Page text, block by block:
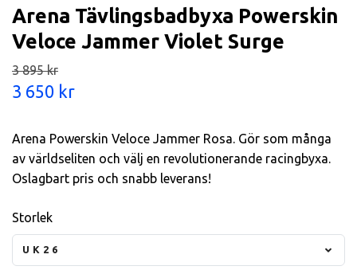
Arena Tävlingsbadbyxa Powerskin
Veloce Jammer Violet Surge
3 895 kr
3 650 kr
Arena Powerskin Veloce Jammer Rosa. Gör som många
av världseliten och välj en revolutionerande racingbyxa.
Oslagbart pris och snabb leverans!
Storlek
UK26